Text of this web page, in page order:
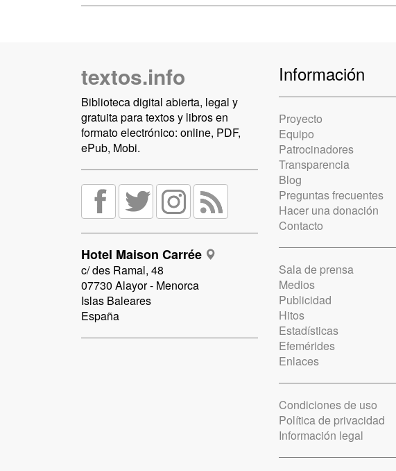
textos.info
Biblioteca digital abierta, legal y
gratuita para textos y libros en
formato electrónico: online, PDF,
ePub, Mobi.
Hotel Maison Carrée
c/ des Ramal, 48
07730 Alayor - Menorca
Islas Baleares
España
Información
Proyecto
Equipo
Patrocinadores
Transparencia
Blog
Preguntas frecuentes
Hacer una donación
Contacto
Sala de prensa
Medios
Publicidad
Hitos
Estadísticas
Efemérides
Enlaces
Condiciones de uso
Política de privacidad
Información legal